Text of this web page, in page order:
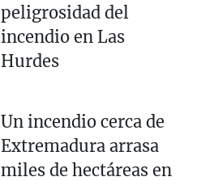
peligrosidad del
incendio en Las
Hurdes
Un incendio cerca de
Extremadura arrasa
miles de hectáreas en